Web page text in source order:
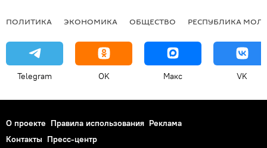
ПОЛИТИКА ЭКОНОМИКА ОБЩЕСТВО РЕСПУБЛИКА
Telegram OK Макс VK
О проекте Правила использования Реклама
Контакты Пресс-центр